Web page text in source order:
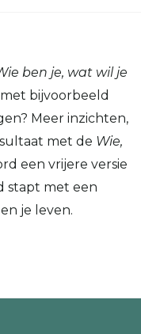
ben je, wat wil je
bijvoorbeeld
Meer inzichten,
met de Wie,
een vrijere versie
stapt met een
je leven.